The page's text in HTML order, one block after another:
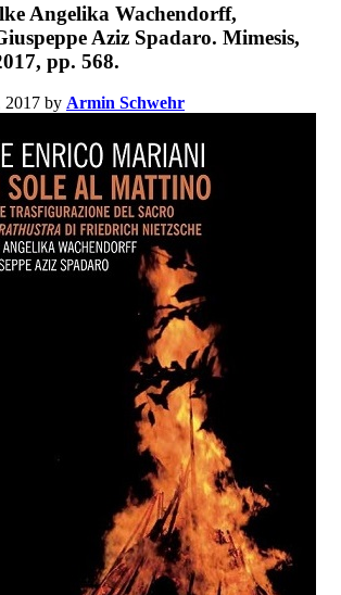
Angelika Wachendorff,
Aziz Spadaro. Mimesis,
pp. 568.
2017 by Armin Schwehr